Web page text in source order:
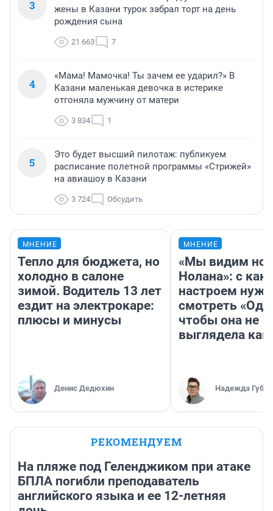
3
жены в Казани турок забрал торт на день
рождения сына
21 663 7
4
«Мама! Мамочка! Ты зачем ее ударил?» В
Казани маленькая девочка в истерике
отгоняла мужчину от матери
3 834 1
5
Это будет высший пилотаж: публикуем
расписание полетной программы «Стрижей»
на авиашоу в Казани
3 724 Обсудить
МНЕНИЕ
Тепло для бюджета, но
холодно в салоне
зимой. Водитель 13 лет
ездит на электрокаре:
плюсы и минусы
Денис Дедюхин
МНЕНИЕ
«Мы видим
Нолана»: с
настроем
смотреть
чтобы она не
выглядела как
Надежда
РЕКОМЕНДУЕМ
На пляже под Геленджиком при атаке
БПЛА погибли преподаватель
английского языка и ее 12-летняя